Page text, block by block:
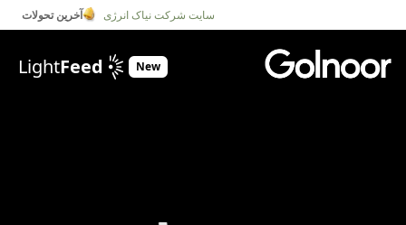
سایت شرکت نیاک انرژی آخرین تحولات
New
LightFeed